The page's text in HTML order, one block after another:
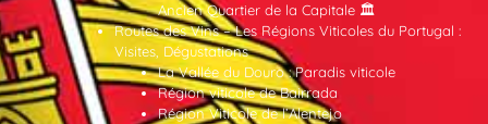
Ancien Quartier de la Capitale 🏛️
Routes des Vins – Les Régions Viticoles du Portugal :
Visites, Dégustations
La Vallée du Douro : Paradis viticole
Région viticole de Bairrada
Région Viticole de l’Alentejo